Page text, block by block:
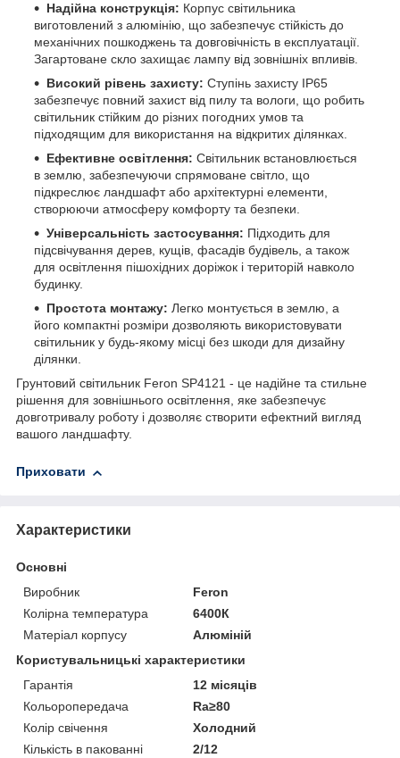
Надійна конструкція: Корпус світильника
виготовлений з алюмінію, що забезпечує стійкість до
механічних пошкоджень та довговічність в експлуатації.
Загартоване скло захищає лампу від зовнішніх впливів.
Високий рівень захисту: Ступінь захисту IP65
забезпечує повний захист від пилу та вологи, що робить
світильник стійким до різних погодних умов та
підходящим для використання на відкритих ділянках.
Ефективне освітлення: Світильник встановлюється
в землю, забезпечуючи спрямоване світло, що
підкреслює ландшафт або архітектурні елементи,
створюючи атмосферу комфорту та безпеки.
Універсальність застосування: Підходить для
підсвічування дерев, кущів, фасадів будівель, а також
для освітлення пішохідних доріжок і територій навколо
будинку.
Простота монтажу: Легко монтується в землю, а
його компактні розміри дозволяють використовувати
світильник у будь-якому місці без шкоди для дизайну
ділянки.
Грунтовий світильник Feron SP4121 - це надійне та стильне
рішення для зовнішнього освітлення, яке забезпечує
довготривалу роботу і дозволяє створити ефектний вигляд
вашого ландшафту.
Приховати
Характеристики
Основні
Виробник
Feron
Колірна температура
6400К
Матеріал корпусу
Алюміній
Користувальницькі характеристики
Гарантія
12 місяців
Кольоропередача
Ra≥80
Колір свічення
Холодний
Кількість в пакованні
2/12